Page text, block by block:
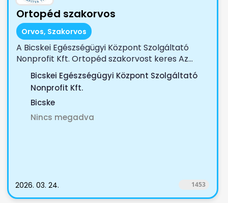
Ortopéd szakorvos
Orvos, Szakorvos
A Bicskei Egészségügyi Központ Szolgáltató
Nonprofit Kft. Ortopéd szakorvost keres Az...
Bicskei Egészségügyi Központ Szolgáltató
Nonprofit Kft.
Bicske
Nincs megadva
2026. 03. 24. 1453